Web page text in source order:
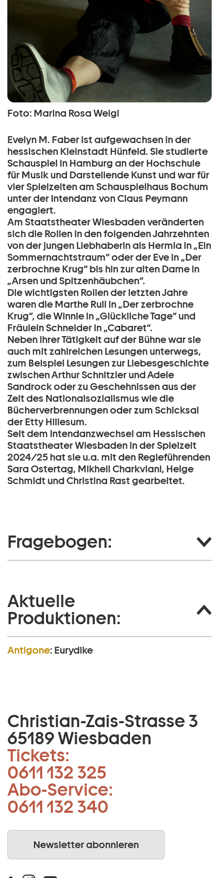
Foto: Marina Rosa Weigl
Evelyn M. Faber ist aufgewachsen in der
hessischen Kleinstadt Hünfeld. Sie studierte
Schauspiel in Hamburg an der Hochschule
für Musik und Darstellende Kunst und war für
vier Spielzeiten am Schauspielhaus Bochum
unter der Intendanz von Claus Peymann
engagiert.
Am Staatstheater Wiesbaden veränderten
sich die Rollen in den folgenden Jahrzehnten
von der jungen Liebhaberin als Hermia in „Ein
Sommernachtstraum“ oder der Eve in „Der
zerbrochne Krug“ bis hin zur alten Dame in
„Arsen und Spitzenhäubchen“.
Die wichtigsten Rollen der letzten Jahre
waren die Marthe Rull in „Der zerbrochne
Krug“, die Winnie in „Glückliche Tage“ und
Fräulein Schneider in „Cabaret“.
Neben ihrer Tätigkeit auf der Bühne war sie
auch mit zahlreichen Lesungen unterwegs,
zum Beispiel Lesungen zur Liebesgeschichte
zwischen Arthur Schnitzler und Adele
Sandrock oder zu Geschehnissen aus der
Zeit des Nationalsozialismus wie die
Bücherverbrennungen oder zum Schicksal
der Etty Hillesum.
Seit dem Intendanzwechsel am Hessischen
Staatstheater Wiesbaden in der Spielzeit
2024/25 hat sie u.a. mit den Regieführenden
Sara Ostertag, Mikheil Charkviani, Helge
Schmidt und Christina Rast gearbeitet.
Fragebogen:
Aktuelle
Produktionen:
Antigone: Eurydike
Christian-Zais-Strasse 3
65189 Wiesbaden
Tickets:
0611 132 325
Abo-Service:
0611 132 340
Newsletter abonnieren